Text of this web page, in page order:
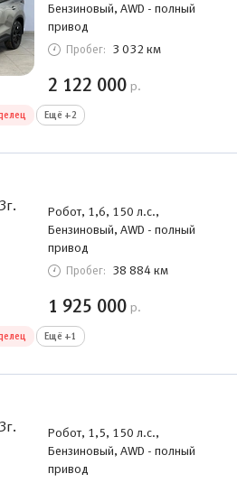
Бензиновый, AWD - полный
привод
Пробег: 3 032 км
2 122 000 р.
Ещё +2
Робот, 1,6, 150 л.с.,
Бензиновый, AWD - полный
привод
Пробег: 38 884 км
1 925 000 р.
Ещё +1
Робот, 1,5, 150 л.с.,
Бензиновый, AWD - полный
привод